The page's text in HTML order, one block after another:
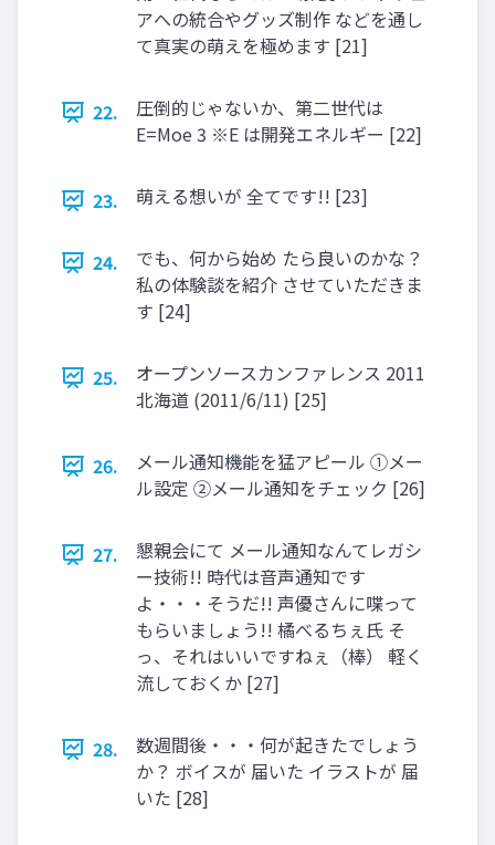
アへの統合やグッズ制作 などを通し
て真実の萌えを極めます [21]
22.
圧倒的じゃないか、第二世代は
E=Moe 3 ※E は開発エネルギー [22]
23. 萌える想いが 全てです!! [23]
24.
でも、何から始め たら良いのかな？
私の体験談を紹介 させていただきま
す [24]
25.
オープンソースカンファレンス 2011
北海道 (2011/6/11) [25]
26.
メール通知機能を猛アピール ①メー
ル設定 ②メール通知をチェック [26]
27.
懇親会にて メール通知なんてレガシ
ー技術!! 時代は音声通知です
よ・・・そうだ!! 声優さんに喋って
もらいましょう!! 橘べるちぇ氏 そ
っ、それはいいですねぇ（棒） 軽く
流しておくか [27]
28.
数週間後・・・何が起きたでしょう
か？ ボイスが 届いた イラストが 届
いた [28]